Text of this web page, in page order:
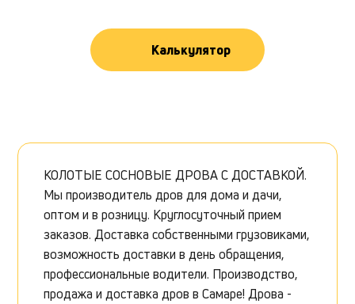
Калькулятор
КОЛОТЫЕ СОСНОВЫЕ ДРОВА С ДОСТАВКОЙ.
Мы производитель дров для дома и дачи,
оптом и в розницу. Круглосуточный прием
заказов. Доставка собственными грузовиками,
возможность доставки в день обращения,
профессиональные водители. Производство,
продажа и доставка дров в Самаре! Дрова -